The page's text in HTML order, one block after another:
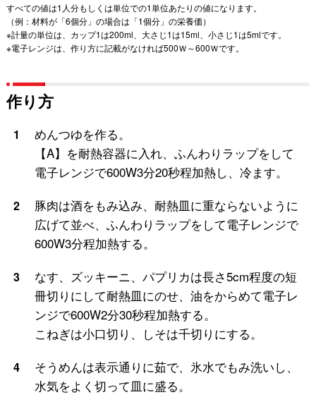
すべての値は1人分もしくは単位での1単位あたりの値になります。
（例：材料が「6個分」の場合は「1個分」の栄養価）
※計量の単位は、カップ1は200ml、大さじ1は15ml、小さじ1は5mlです。
※電子レンジは、作り方に記載がなければ500Ｗ～600Ｗです。
作り方
1
めんつゆを作る。
【A】を耐熱容器に入れ、ふんわりラップをして
電子レンジで600W3分20秒程加熱し、冷ます。
2
豚肉は酒をもみ込み、耐熱皿に重ならないように
広げて並べ、ふんわりラップをして電子レンジで
600W3分程加熱する。
3
なす、ズッキーニ、パプリカは長さ5cm程度の短
冊切りにして耐熱皿にのせ、油をからめて電子レ
ンジで600W2分30秒程加熱する。
こねぎは小口切り、しそは千切りにする。
4
そうめんは表示通りに茹で、氷水でもみ洗いし、
水気をよく切って皿に盛る。